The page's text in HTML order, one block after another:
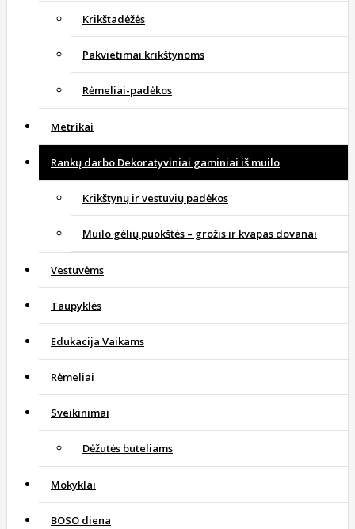
Krikštadėžės
Pakvietimai krikštynoms
Rėmeliai-padėkos
Metrikai
Rankų darbo Dekoratyviniai gaminiai iš muilo
Krikštynų ir vestuvių padėkos
Muilo gėlių puokštės – grožis ir kvapas dovanai
Vestuvėms
Taupyklės
Edukacija Vaikams
Rėmeliai
Sveikinimai
Dėžutės buteliams
Mokyklai
BOSO diena